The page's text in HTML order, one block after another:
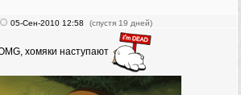
05-Сен-2010 12:58 (спустя 19 дней)
хомяки наступают